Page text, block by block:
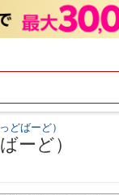
どばーど）
ーど）